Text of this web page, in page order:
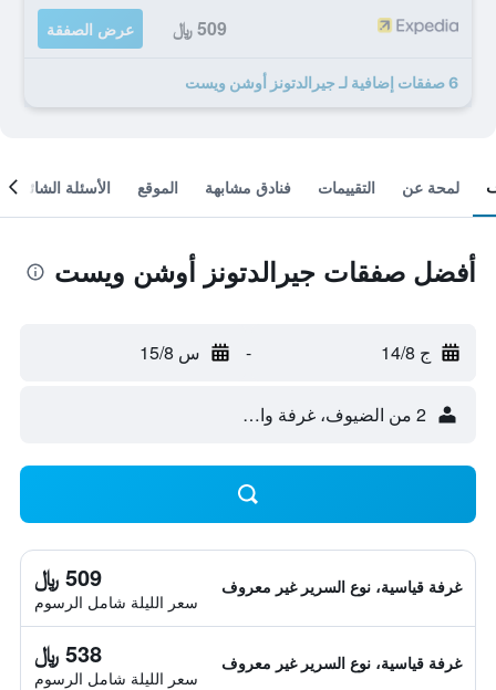
509 ﷼ عرض الصفقة
6 صفقات إضافية لـ جيرالدتونز أوشن ويست
لمحة عن التقييمات فنادق مشابهة الموقع الأسئلة الشائعة
أفضل صفقات جيرالدتونز أوشن ويست
ج 14/8 - س 15/8
2 من الضيوف، غرفة واحدة
غرفة قياسية، نوع السرير غير معروف 509 ﷼
سعر الليلة شامل الرسوم
غرفة قياسية، نوع السرير غير معروف 538 ﷼
سعر الليلة شامل الرسوم